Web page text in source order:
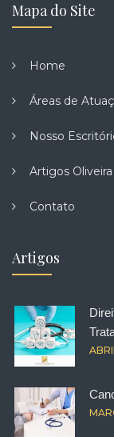
Mapa do Site
Home
Áreas de
Nosso
Artigos
Contato
Artigos